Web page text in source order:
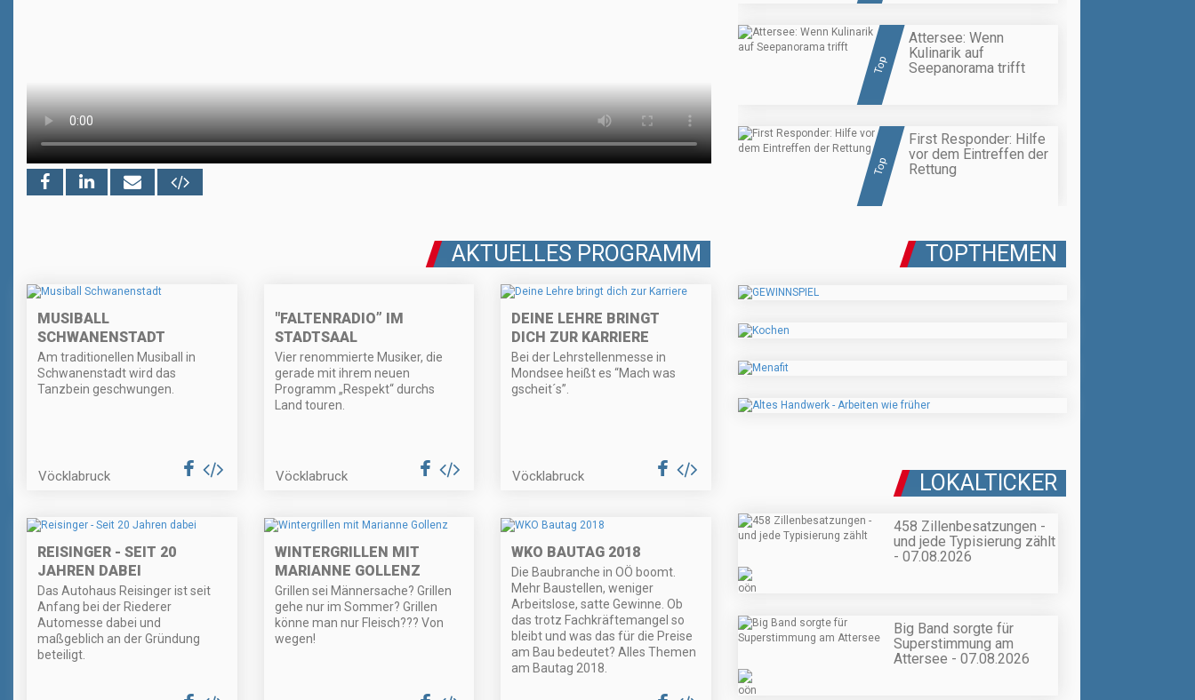
Top
Attersee: Wenn
Kulinarik auf
Seepanorama trifft
Top
First Responder: Hilfe
vor dem Eintreffen der
Rettung
AKTUELLES PROGRAMM
MUSIBALL
SCHWANENSTADT
Am traditionellen Musiball in
Schwanenstadt wird das
Tanzbein geschwungen.
Vöcklabruck
"FALTENRADIO” IM
STADTSAAL
Vier renommierte Musiker, die
gerade mit ihrem neuen
Programm „Respekt“ durchs
Land touren.
Vöcklabruck
DEINE LEHRE BRINGT
DICH ZUR KARRIERE
Bei der Lehrstellenmesse in
Mondsee heißt es “Mach was
gscheit´s”.
Vöcklabruck
REISINGER - SEIT 20
JAHREN DABEI
Das Autohaus Reisinger ist seit
Anfang bei der Riederer
Automesse dabei und
maßgeblich an der Gründung
beteiligt.
WINTERGRILLEN MIT
MARIANNE GOLLENZ
Grillen sei Männersache? Grillen
gehe nur im Sommer? Grillen
könne man nur Fleisch??? Von
wegen!
WKO BAUTAG 2018
Die Baubranche in OÖ boomt.
Mehr Baustellen, weniger
Arbeitslose, satte Gewinne. Ob
das trotz Fachkräftemangel so
bleibt und was das für die Preise
am Bau bedeutet? Alles Themen
am Bautag 2018.
TOPTHEMEN
LOKALTICKER
458 Zillenbesatzungen -
und jede Typisierung zählt
- 07.08.2026
Big Band sorgte für
Superstimmung am
Attersee - 07.08.2026